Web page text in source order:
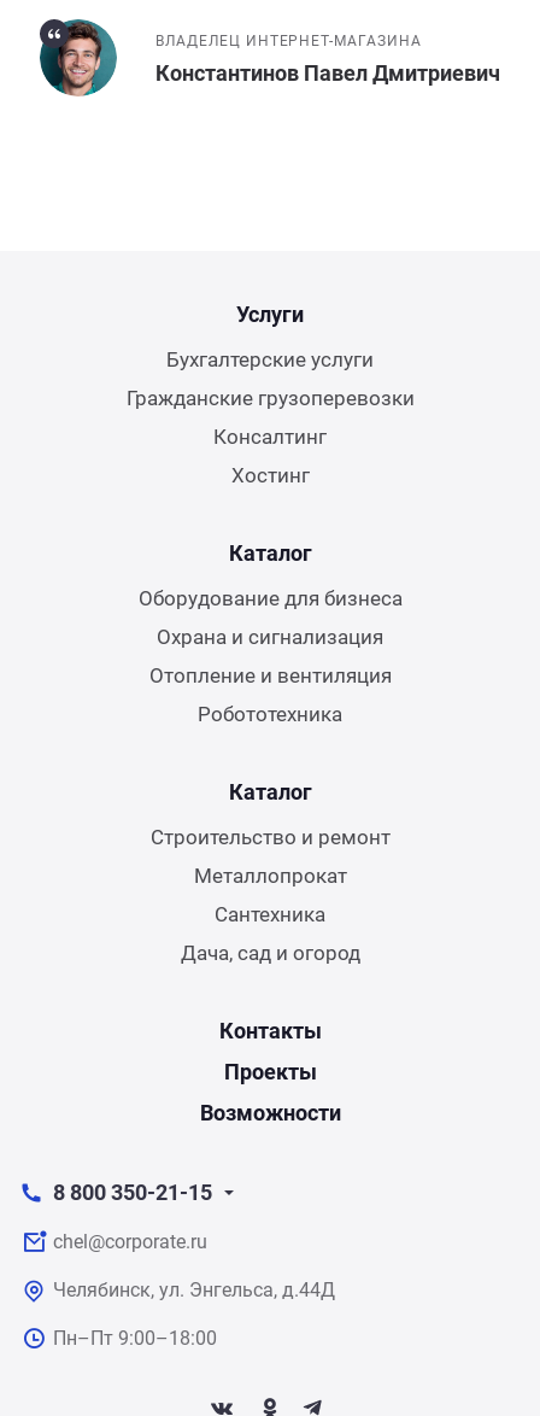
ВЛАДЕЛЕЦ ИНТЕРНЕТ-МАГАЗИНА
Константинов Павел Дмитриевич
Услуги
Бухгалтерские услуги
Гражданские грузоперевозки
Консалтинг
Хостинг
Каталог
Оборудование для бизнеса
Охрана и сигнализация
Отопление и вентиляция
Робототехника
Каталог
Строительство и ремонт
Металлопрокат
Сантехника
Дача, сад и огород
Контакты
Проекты
Возможности
8 800 350-21-15
chel@corporate.ru
Челябинск, ул. Энгельса, д.44Д
Пн–Пт 9:00–18:00